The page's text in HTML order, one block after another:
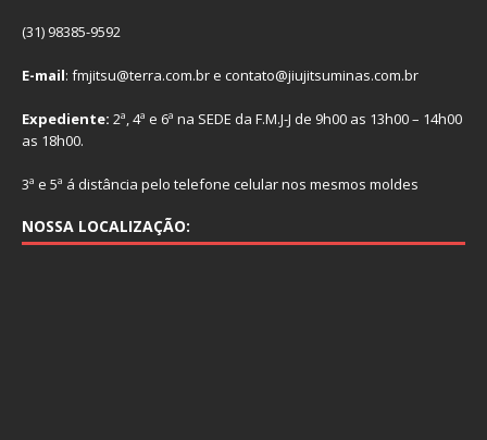
(31) 98385-9592
E-mail: fmjitsu@terra.com.br e contato@jiujitsuminas.com.br
Expediente: 2ª, 4ª e 6ª na SEDE da F.M.J-J de 9h00 as 13h00 – 14h00
as 18h00.
3ª e 5ª á distância pelo telefone celular nos mesmos moldes
NOSSA LOCALIZAÇÃO: